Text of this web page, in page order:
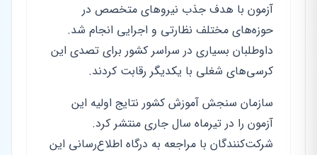
آزمون با هدف جذب نیروهای متخصص در
حوزه‌های مختلف نظارتی و اجرایی انجام شد.
داوطلبان بسیاری در سراسر کشور برای تصدی این
کرسی‌های شغلی با یکدیگر رقابت کردند.
سازمان سنجش آموزش کشور نتایج اولیه این
آزمون را در تیرماه سال جاری منتشر کرد.
شرکت‌کنندگان با مراجعه به درگاه اطلاع‌رسانی این